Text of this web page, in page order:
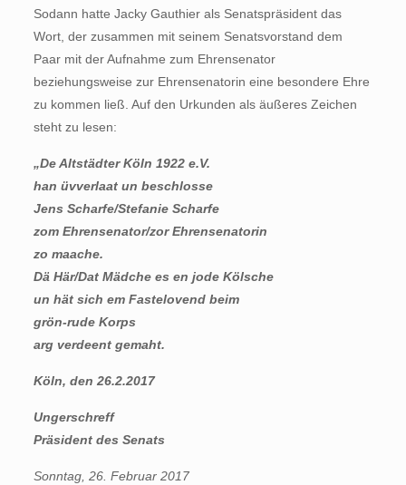
Sodann hatte Jacky Gauthier als Senatspräsident das
Wort, der zusammen mit seinem Senatsvorstand dem
Paar mit der Aufnahme zum Ehrensenator
beziehungsweise zur Ehrensenatorin eine besondere Ehre
zu kommen ließ. Auf den Urkunden als äußeres Zeichen
steht zu lesen:
„De Altstädter Köln 1922 e.V.
han üvverlaat un beschlosse
Jens Scharfe/Stefanie Scharfe
zom Ehrensenator/zor Ehrensenatorin
zo maache.
Dä Här/Dat Mädche es en jode Kölsche
un hät sich em Fastelovend beim
grön-rude Korps
arg verdeent gemaht.
Köln, den 26.2.2017
Ungerschreff
Präsident des Senats
Sonntag, 26. Februar 2017